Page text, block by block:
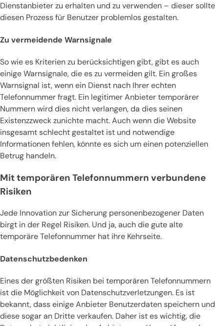
Dienstanbieter zu erhalten und zu verwenden – dieser sollte
diesen Prozess für Benutzer problemlos gestalten.
Zu vermeidende Warnsignale
So wie es Kriterien zu berücksichtigen gibt, gibt es auch
einige Warnsignale, die es zu vermeiden gilt. Ein großes
Warnsignal ist, wenn ein Dienst nach Ihrer echten
Telefonnummer fragt. Ein legitimer Anbieter temporärer
Nummern wird dies nicht verlangen, da dies seinen
Existenzzweck zunichte macht. Auch wenn die Website
insgesamt schlecht gestaltet ist und notwendige
Informationen fehlen, könnte es sich um einen potenziellen
Betrug handeln.
Mit temporären Telefonnummern verbundene
Risiken
Jede Innovation zur Sicherung personenbezogener Daten
birgt in der Regel Risiken. Und ja, auch die gute alte
temporäre Telefonnummer hat ihre Kehrseite.
Datenschutzbedenken
Eines der größten Risiken bei temporären Telefonnummern
ist die Möglichkeit von Datenschutzverletzungen. Es ist
bekannt, dass einige Anbieter Benutzerdaten speichern und
diese sogar an Dritte verkaufen. Daher ist es wichtig, die